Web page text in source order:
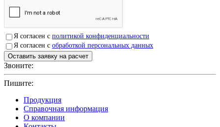
Я согласен с политикой конфиденциальности
Я согласен с обработкой персональных данных
Звоните:
Пишите:
Продукция
Справочная информация
О компании